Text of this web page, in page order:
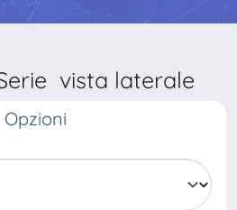
vista laterale
Opzioni